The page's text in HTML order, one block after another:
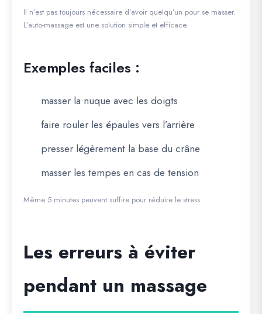
Il n’est pas toujours nécessaire d’avoir quelqu’un pour se masser.
L’auto-massage est une solution simple et efficace.
Exemples faciles :
masser la nuque avec les doigts
faire rouler les épaules vers l’arrière
presser légèrement la base du crâne
masser les tempes en cas de tension
Même 5 minutes peuvent suffire pour réduire le stress.
Les erreurs à éviter
pendant un massage